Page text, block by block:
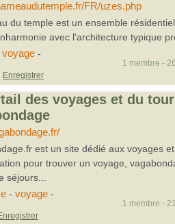
FR/uzes.php
du temple est un ensemble
avec l'architecture typique
voyage-
Enregistrer
1 membre -
des voyages et du
est un site dédié aux voyages
pour trouver un voyage,
séjours...
- voyage -
1 membre -